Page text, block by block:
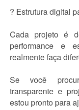
? Estrutura digital
Cada projeto é
performance e
realmente faça
Se você
transparente e
estou pronto para